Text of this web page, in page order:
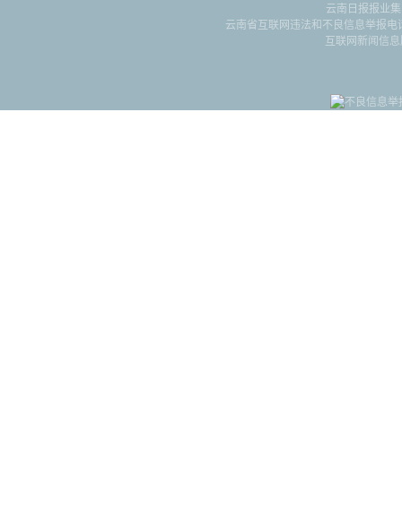
云南日报报业
云南省互联网违法和不良信息举报
互联网新闻信